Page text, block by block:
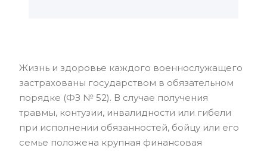
Жизнь и здоровье каждого военнослужащего
застрахованы государством в обязательном
порядке (ФЗ № 52). В случае получения
травмы, контузии, инвалидности или гибели
при исполнении обязанностей, бойцу или его
семье положена крупная финансовая